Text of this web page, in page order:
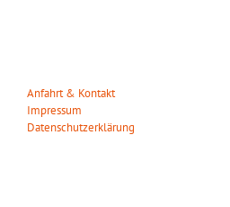
Anfahrt & Kontakt
Impressum
Datenschutzerklärung